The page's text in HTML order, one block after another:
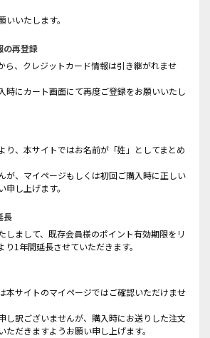
いいたします。
の再登録
ら、クレジットカード情報は引き継がれませ
時にカート画面にて再度ご登録をお願いいたし
り、本サイトではお名前が「姓」としてまとめ
が、マイページもしくは初回ご購入時に正しい
し上げます。
長
しまして、既存会員様のポイント有効期限をリ
1年間延長させていただきます。
本サイトのマイページではご確認いただけませ
し訳ございませんが、購入時にお送りした注文
だきますようお願い申し上げます。